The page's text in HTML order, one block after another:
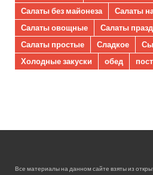
Салаты без майонеза
Салаты
Салаты овощные
Салаты
Салаты простые
Сладкое
Холодные закуски
обед пост
Все материалы на данном сайте взяты из